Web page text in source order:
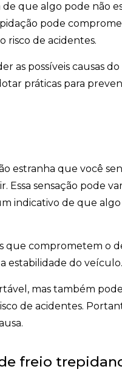
de que algo pode não
pode
risco de acidentes.
as possíveis causas
práticas para
estranha que você
sensação pode
indicativo de que
que comprometem o
estabilidade do veículo.
mas também
de acidentes.
freio